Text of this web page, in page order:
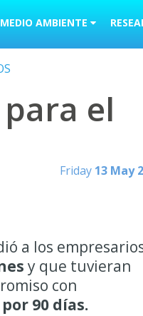
MEDIO AMBIENTE
el
Friday 13 May
a los
y que tuvieran
con
90 días.